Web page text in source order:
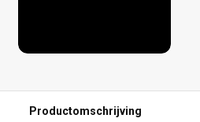
Productomschrijving